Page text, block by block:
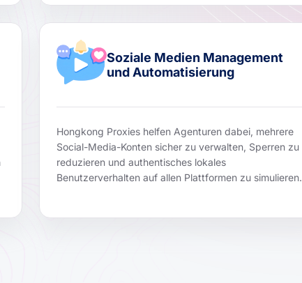
Soziale Medien Management
und Automatisierung
Hongkong Proxies helfen Agenturen dabei, mehrere
Social-Media-Konten sicher zu verwalten, Sperren zu
reduzieren und authentisches lokales
Benutzerverhalten auf allen Plattformen zu simulieren.